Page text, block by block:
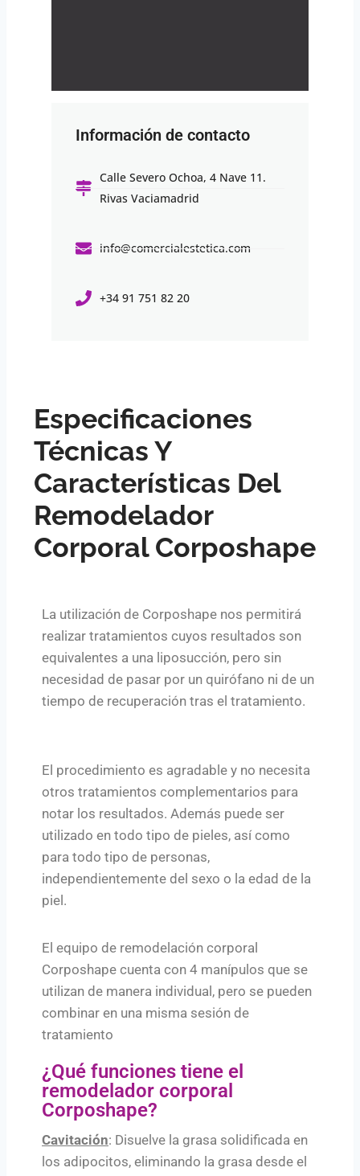
Información de contacto
Calle Severo Ochoa, 4 Nave 11.
Rivas Vaciamadrid
info@comercialestetica.com
+34 91 751 82 20
Especificaciones
Técnicas Y
Características Del
Remodelador
Corporal Corposhape
La utilización de Corposhape nos permitirá
realizar tratamientos cuyos resultados son
equivalentes a una liposucción, pero sin
necesidad de pasar por un quirófano ni de un
tiempo de recuperación tras el tratamiento.
El procedimiento es agradable y no necesita
otros tratamientos complementarios para
notar los resultados. Además puede ser
utilizado en todo tipo de pieles, así como
para todo tipo de personas,
independientemente del sexo o la edad de la
piel.
El equipo de remodelación corporal
Corposhape cuenta con 4 manípulos que se
utilizan de manera individual, pero se pueden
combinar en una misma sesión de
tratamiento
¿Qué funciones tiene el
remodelador corporal
Corposhape?
Cavitación: Disuelve la grasa solidificada en
los adipocitos, eliminando la grasa desde el